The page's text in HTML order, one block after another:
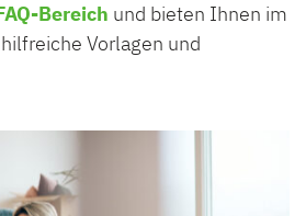
Bereich und bieten Ihnen im
hilfreiche Vorlagen und